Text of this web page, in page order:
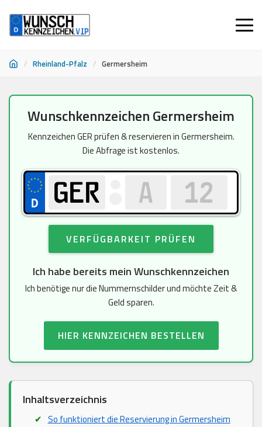
/ Rheinland-Pfalz / Germersheim
Inhalt
springen
Wunschkennzeichen Germersheim
Kennzeichen GER prüfen & reservieren in Germersheim.
Die Abfrage ist kostenlos.
VERFÜGBARKEIT PRÜFEN
Ich habe bereits mein Wunschkennzeichen
Ich benötige nur die Nummernschilder und möchte Zeit &
Geld sparen.
HIER KENNZEICHEN BESTELLEN
Inhaltsverzeichnis
So funktioniert die Reservierung in Germersheim